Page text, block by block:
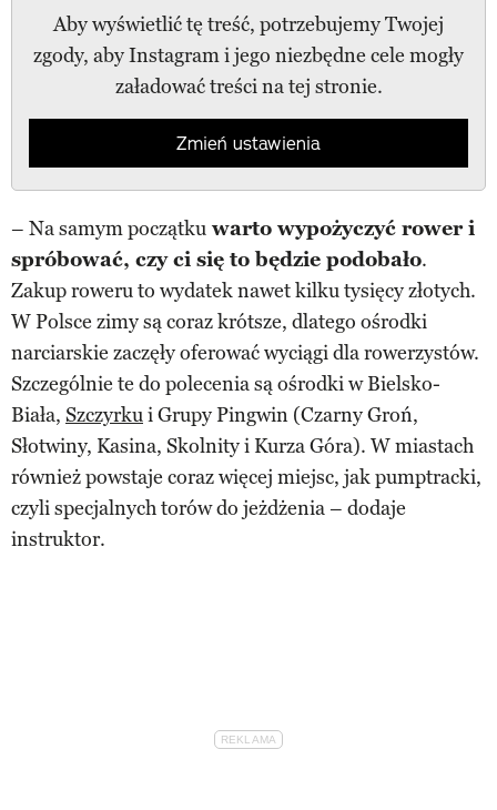
Aby wyświetlić tę treść, potrzebujemy Twojej
zgody, aby Instagram i jego niezbędne cele mogły
załadować treści na tej stronie.
Zmień ustawienia
– Na samym początku warto wypożyczyć rower i
spróbować, czy ci się to będzie podobało.
Zakup roweru to wydatek nawet kilku tysięcy złotych.
W Polsce zimy są coraz krótsze, dlatego ośrodki
narciarskie zaczęły oferować wyciągi dla rowerzystów.
Szczególnie te do polecenia są ośrodki w Bielsko-
Biała, Szczyrkui Grupy Pingwin (Czarny Groń,
Słotwiny, Kasina, Skolnity i Kurza Góra). W miastach
również powstaje coraz więcej miejsc, jak pumptracki,
czyli specjalnych torów do jeżdżenia – dodaje
instruktor.